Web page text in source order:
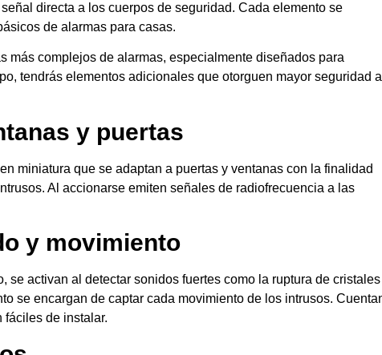
directa a los cuerpos de seguridad. Cada elemento se
de alarmas para casas.
más complejos de alarmas, especialmente diseñados para
tendrás elementos adicionales que otorguen mayor seguridad al
y puertas
miniatura que se adaptan a puertas y ventanas con la finalidad
Al accionarse emiten señales de radiofrecuencia a las
y movimiento
se activan al detectar sonidos fuertes como la ruptura de cristales
se encargan de captar cada movimiento de los intrusos.
fáciles de instalar.